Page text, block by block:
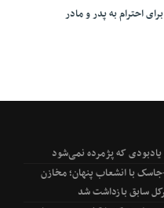
احترام به پدر و مادر
یادبودی که پژمرده نمی‌شود
با انشعاب پنهان؛ مخازن
سابق بازداشت شد